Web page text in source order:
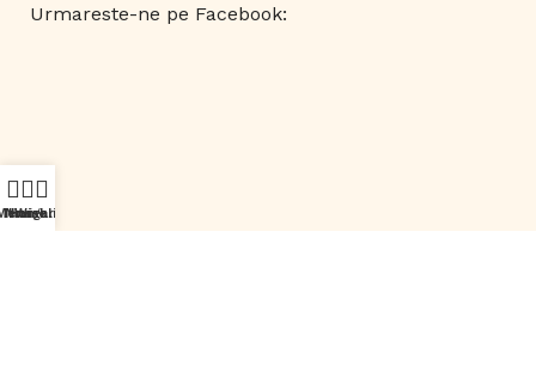
Urmareste-ne pe Facebook:
Home
Wishlist
Navigare Waze